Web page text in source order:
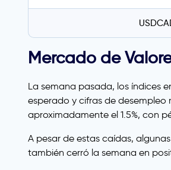
Mercado de
La semana pasada, los índices
esperado y cifras de desempleo
aproximadamente el 1.5%, con
A pesar de estas caídas,
también cerró la semana en